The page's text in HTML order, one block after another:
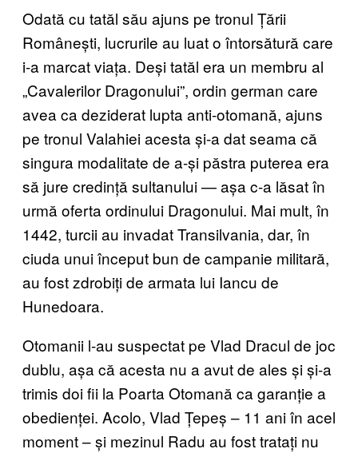
Odată cu tatăl său ajuns pe tronul Țării
Românești, lucrurile au luat o întorsătură care
i-a marcat viața. Deși tatăl era un membru al
„Cavalerilor Dragonului”, ordin german care
avea ca deziderat lupta anti-otomană, ajuns
pe tronul Valahiei acesta și-a dat seama că
singura modalitate de a-și păstra puterea era
să jure credință sultanului — așa c-a lăsat în
urmă oferta ordinului Dragonului. Mai mult, în
1442, turcii au invadat Transilvania, dar, în
ciuda unui început bun de campanie militară,
au fost zdrobiți de armata lui Iancu de
Hunedoara.
Otomanii l-au suspectat pe Vlad Dracul de joc
dublu, așa că acesta nu a avut de ales și și-a
trimis doi fii la Poarta Otomană ca garanție a
obedienței. Acolo, Vlad Țepeș – 11 ani în acel
moment – și mezinul Radu au fost tratați nu